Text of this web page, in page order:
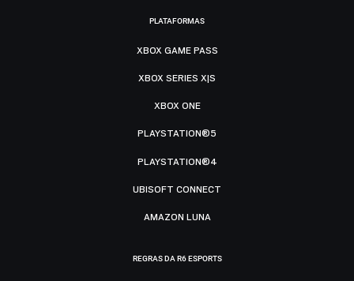
PLATAFORMAS
XBOX GAME PASS
XBOX SERIES X|S
XBOX ONE
PLAYSTATION®5
PLAYSTATION®4
UBISOFT CONNECT
AMAZON LUNA
REGRAS DA R6 ESPORTS